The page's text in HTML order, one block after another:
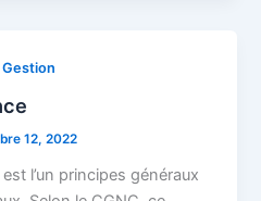
12, 2022
l’un principes généraux